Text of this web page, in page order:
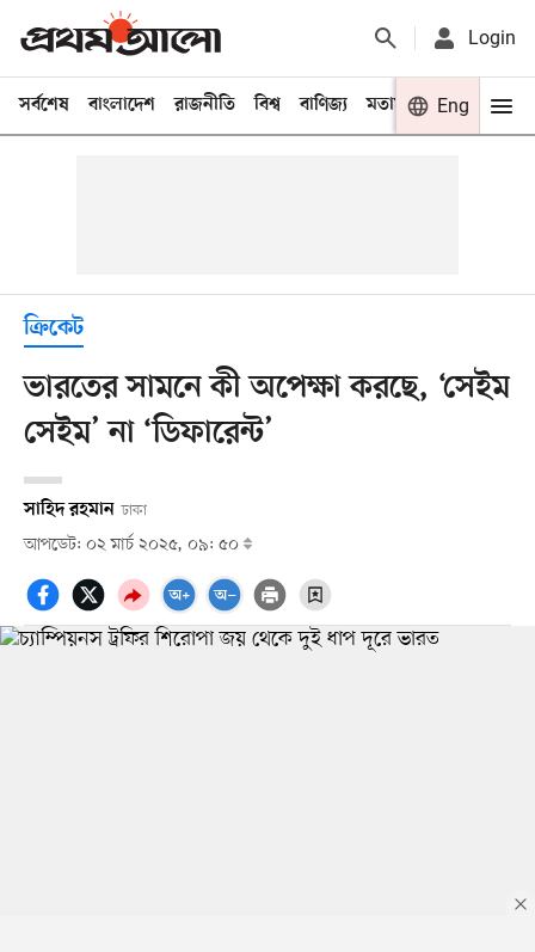
Login
সর্বশেষ বাংলাদেশ রাজনীতি বিশ্ব বাণিজ্য মতামত খেলা
Eng
ক্রিকেট
ভারতের সামনে কী অপেক্ষা করছে, ‘সেইম
সেইম’ না ‘ডিফারেন্ট’
সাহিদ রহমান ঢাকা
আপডেট: ০২ মার্চ ২০২৫, ০৯: ৫০